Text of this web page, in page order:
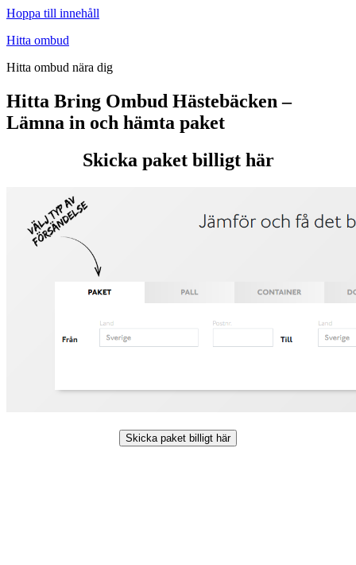
Hoppa till innehåll
Hitta ombud
Hitta ombud nära dig
Hitta Bring Ombud Hästebäcken –
Lämna in och hämta paket
Skicka paket billigt här
Skicka paket billigt här